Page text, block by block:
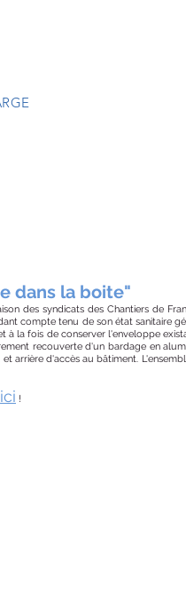
dans la boite"
des syndicats des Chantiers de
compte tenu de son état sanitaire
la fois de conserver l'enveloppe
recouverte d'un bardage en
arrière d'accès au bâtiment.
ici !